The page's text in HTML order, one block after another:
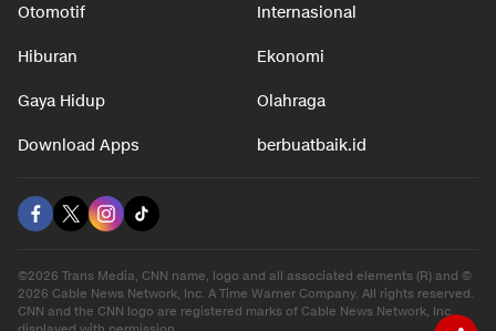
Otomotif Internasional
Hiburan Ekonomi
Gaya Hidup Olahraga
Download Apps berbuatbaik.id
©2026 Trans Media, CNN name, logo and all associated elements (R) and ©
2026 Cable News Network, Inc. A Time Warner Company. All rights reserved.
CNN and the CNN logo are registered marks of Cable News Network, Inc.,